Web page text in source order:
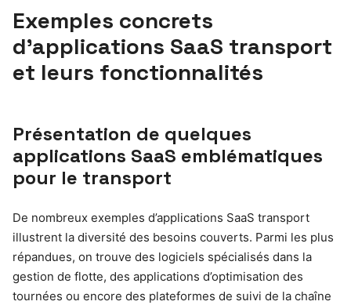
Exemples concrets
d’applications SaaS transport
et leurs fonctionnalités
Présentation de quelques
applications SaaS emblématiques
pour le transport
De nombreux exemples d’applications SaaS transport
illustrent la diversité des besoins couverts. Parmi les plus
répandues, on trouve des logiciels spécialisés dans la
gestion de flotte, des applications d’optimisation des
tournées ou encore des plateformes de suivi de la chaîne